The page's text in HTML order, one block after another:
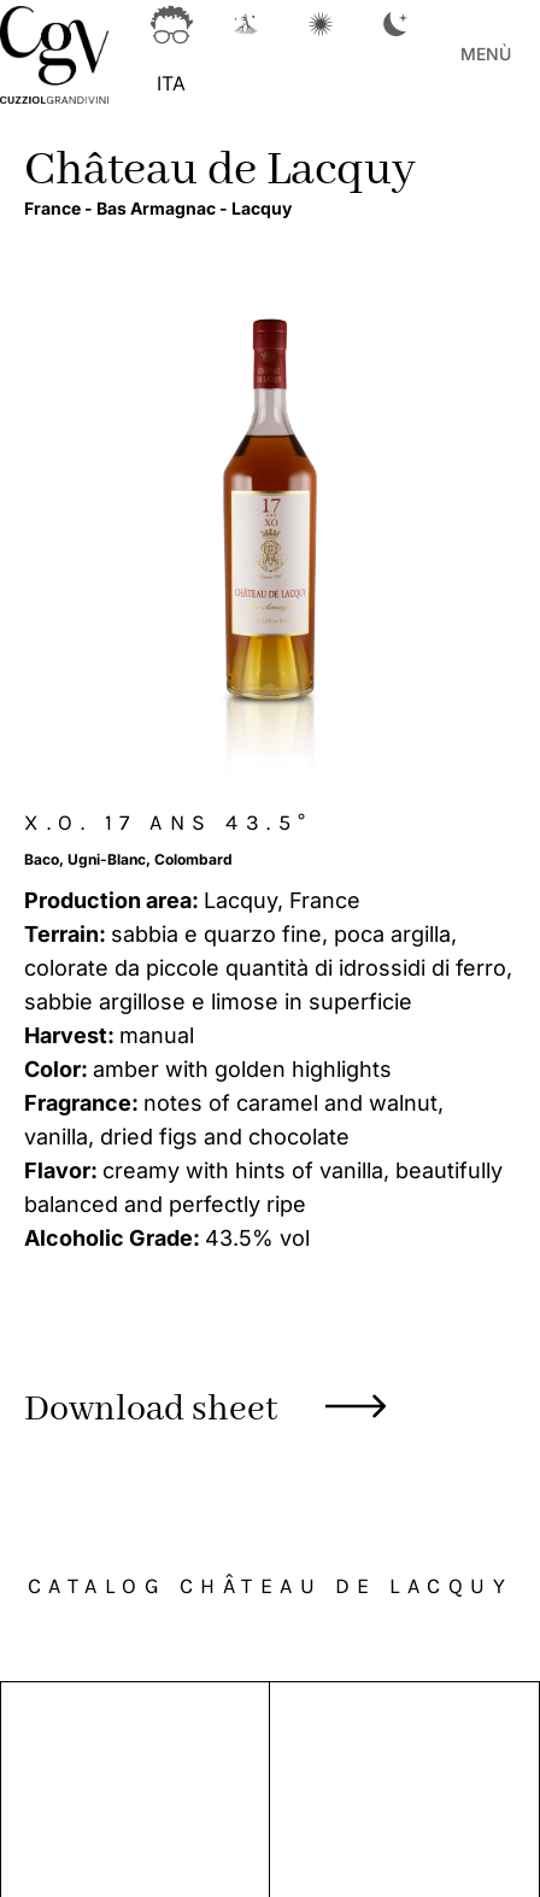
ITA
MENÙ
Château de Lacquy
France - Bas Armagnac - Lacquy
X.O. 17 ANS 43.5°
Baco, Ugni-Blanc, Colombard
Production area: Lacquy, France
Terrain: sabbia e quarzo fine, poca argilla,
colorate da piccole quantità di idrossidi di ferro,
sabbie argillose e limose in superficie
Harvest: manual
Color: amber with golden highlights
Fragrance: notes of caramel and walnut,
vanilla, dried figs and chocolate
Flavor: creamy with hints of vanilla, beautifully
balanced and perfectly ripe
Alcoholic Grade: 43.5% vol
Download sheet
CATALOG CHÂTEAU DE LACQUY